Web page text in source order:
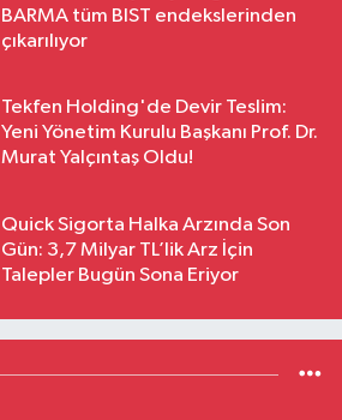
BARMA tüm BIST endekslerinden
çıkarılıyor
Tekfen Holding'de Devir Teslim:
Yeni Yönetim Kurulu Başkanı Prof. Dr.
Murat Yalçıntaş Oldu!
Quick Sigorta Halka Arzında Son
Gün: 3,7 Milyar TL’lik Arz İçin
Talepler Bugün Sona Eriyor